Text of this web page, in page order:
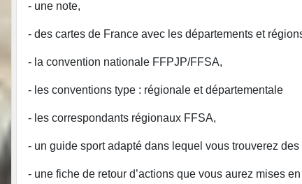
- une note,
- des cartes de France avec les départements et
- la convention nationale FFPJP/FFSA,
- les conventions type : régionale et départementale
- les correspondants régionaux FFSA,
- un guide sport adapté dans lequel vous trouverez
- une fiche de retour d’actions que vous aurez mises